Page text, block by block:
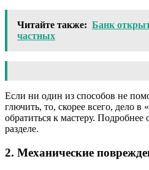
Читайте также: Банк
частных
Если ни один из способов не
глючить, то, скорее всего, дело в
обратиться к мастеру.
разделе.
2. Механические